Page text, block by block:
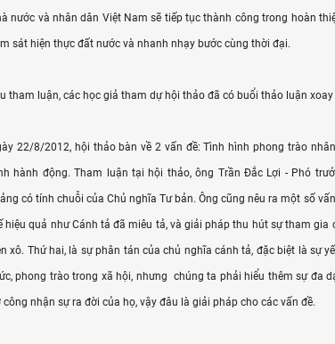
nước và nhân dân Việt Nam sẽ tiếp tục thành công trong hoàn
sát hiện thực đất nước và nhanh nhạy bước cùng thời đại.
tham luận, các học giả tham dự hội thảo đã có buổi thảo luận
22/8/2012, hội thảo bàn về 2 vấn đề: Tình hình phong trào
hành động. Tham luận tại hội thảo, ông Trần Đắc Lợi - Phó
có tính chuỗi của Chủ nghĩa Tư bản. Ông cũng nêu ra một số
hiệu quả như Cánh tả đã miêu tả, và giải pháp thu hút sự tham
xô. Thứ hai, là sự phân tán của chủ nghĩa cánh tả, đặc biệt là sự
phong trào trong xã hội, nhưng chúng ta phải hiểu thêm sự đa
công nhận sự ra đời của họ, vậy đâu là giải pháp cho các vấn đề.